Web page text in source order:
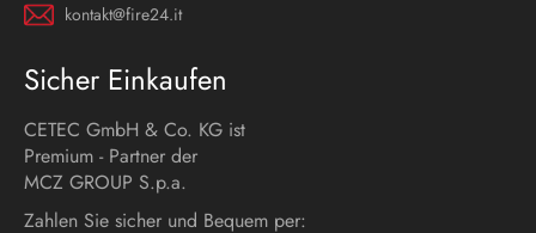
kontakt@fire24.it
Sicher Einkaufen
CETEC GmbH & Co. KG ist
Premium - Partner der
MCZ GROUP S.p.a.
Zahlen Sie sicher und Bequem per: